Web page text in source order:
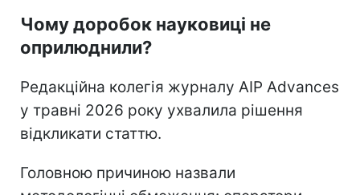
Чому доробок науковиці не
оприлюднили?
Редакційна колегія журналу AIP Advances
у травні 2026 року ухвалила рішення
відкликати статтю.
Головною причиною назвали